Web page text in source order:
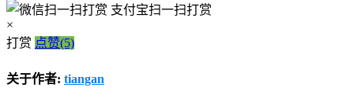
支付宝扫一扫打赏
×
打赏 点赞(5)
关于作者: tiangan